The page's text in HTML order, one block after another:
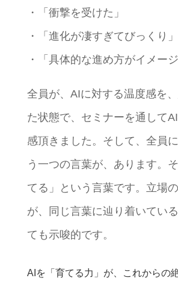
・「衝撃を受けた」
・「進化が凄すぎてびっくり」
・「具体的な進め方がイメージ
全員が、AIに対する温度感を
た状態で、セミナーを通して
感頂きました。そして、全員
う一つの言葉が、あります。
てる」という言葉です。立場
が、同じ言葉に辿り着いてい
ても示唆的です。
AIを「育てる力」が、これからの